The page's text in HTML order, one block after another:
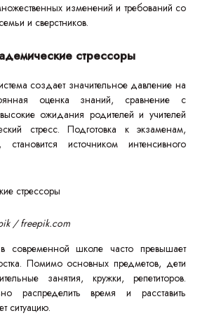
изменений и требований со
и сверстников.
стрессоры
создает значительное давление на
оценка знаний, сравнение с
ожидания родителей и учителей
стресс. Подготовка к экзаменам,
источником интенсивного
/ freepik.com
современной школе часто превышает
Помимо основных предметов, дети
занятия, кружки, репетиторов.
распределить время и расставить
ситуацию.